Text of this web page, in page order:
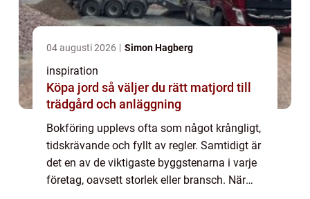
04 augusti 2026 Simon Hagberg
inspiration
Köpa jord så väljer du rätt matjord till
trädgård och anläggning
Bokföring upplevs ofta som något krångligt,
tidskrävande och fyllt av regler. Samtidigt är
det en av de viktigaste byggstenarna i varje
företag, oavsett storlek eller bransch. När